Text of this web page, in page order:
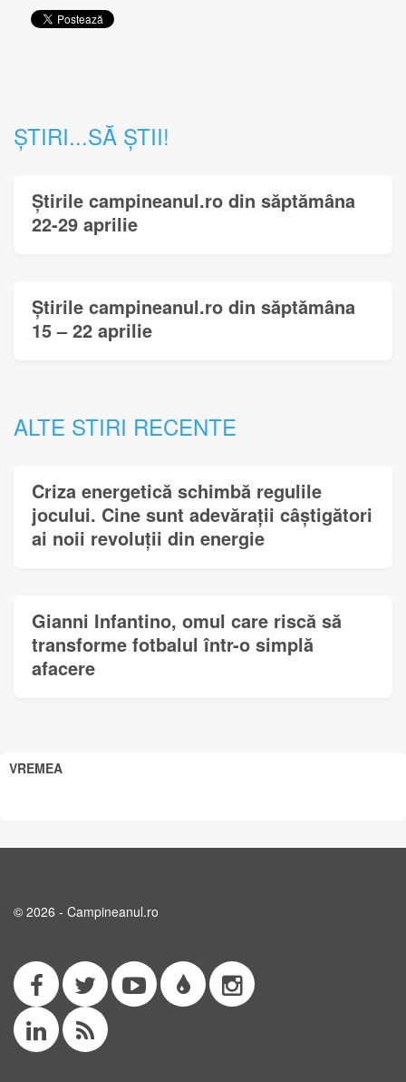
ȘTIRI...SĂ ȘTII!
Știrile campineanul.ro din săptămâna
22-29 aprilie
Știrile campineanul.ro din săptămâna
15 – 22 aprilie
ALTE STIRI RECENTE
Criza energetică schimbă regulile
jocului. Cine sunt adevărații câștigători
ai noii revoluții din energie
Gianni Infantino, omul care riscă să
transforme fotbalul într-o simplă
afacere
VREMEA
© 2026 - Campineanul.ro